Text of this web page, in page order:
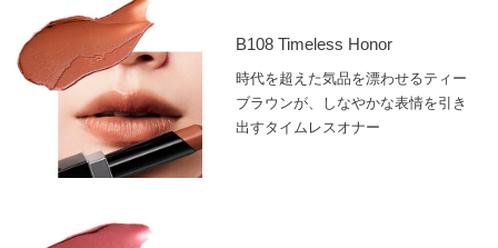
B108 Timeless Honor
時代を超えた気品を漂わせるティー
ブラウンが、しなやかな表情を引き
出すタイムレスオナー